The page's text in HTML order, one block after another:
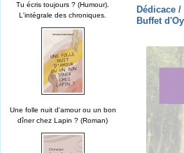
Tu écris toujours ? (Humour).
L'intégrale des chroniques.
Une folle nuit d'amour ou un bon
dîner chez Lapin ? (Roman)
Dédicace
Buffet